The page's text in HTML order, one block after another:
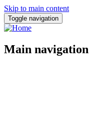
Skip to main content
Toggle navigation
Main navigation